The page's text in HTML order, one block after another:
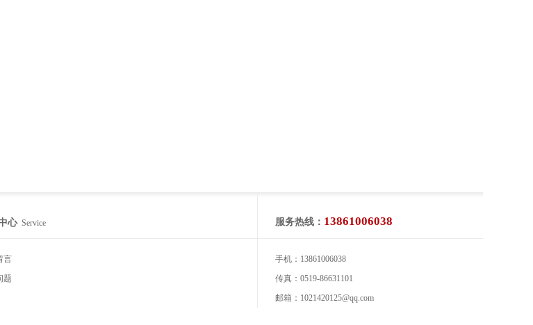
心Service
言
题
服务热线： 13861006038
手机：13861006038
传真：0519-86631101
邮箱：1021420125@qq.com